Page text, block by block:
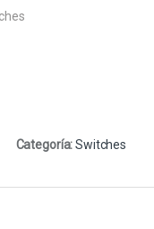
Categoría:Switches